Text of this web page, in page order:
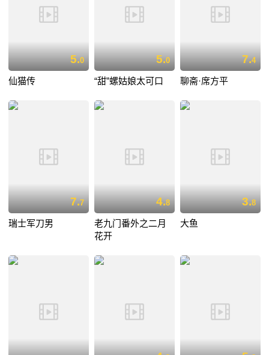
5.0
仙猫传
5.0
“甜”螺姑娘太可口
7.4
聊斋·席方平
7.7
瑞士军刀男
4.8
老九门番外之二月
花开
3.8
大鱼